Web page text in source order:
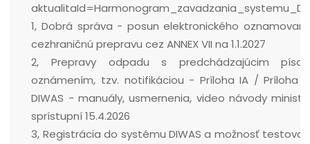
1, Dobrá správa - posun elektronického
cezhraničnú prepravu cez ANNEX VII na 1.1.2027
2, Prepravy odpadu s predchádzajúcim
oznámením, tzv. notifikáciou - Príloha IA / Príloha
DIWAS - manuály, usmernenia, video návody
sprístupní 15.4.2026
3, Registrácia do systému DIWAS a možnosť